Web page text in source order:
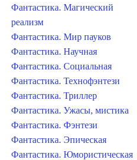
Фантастика. Магический
реализм
Фантастика. Мир пауков
Фантастика. Научная
Фантастика. Социальная
Фантастика. Технофэнтези
Фантастика. Триллер
Фантастика. Ужасы, мистика
Фантастика. Фэнтези
Фантастика. Эпическая
Фантастика. Юмористическая